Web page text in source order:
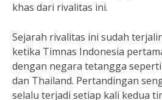
khas dari rivalitas ini.
Sejarah rivalitas ini sudah
ketika Timnas Indonesia
dengan negara tetangga
dan Thailand. Pertandingan
selalu terjadi setiap kali kedua